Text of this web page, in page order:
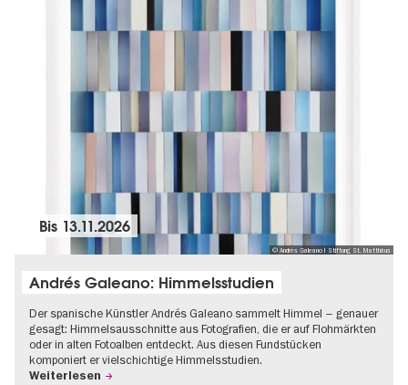
© Andrés Galeano I Stiftung St. Matthäus
Bis 13.11.2026
Andrés Galeano: Himmelsstudien
Der spanische Künstler Andrés Galeano sammelt Himmel – genauer
gesagt: Himmelsausschnitte aus Fotografien, die er auf Flohmärkten
oder in alten Fotoalben entdeckt. Aus diesen Fundstücken
komponiert er vielschichtige Himmelsstudien.
Weiterlesen